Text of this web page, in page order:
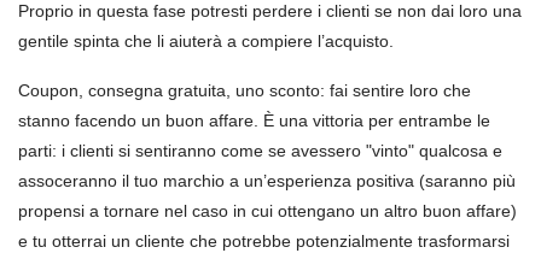
Proprio in questa fase potresti perdere i clienti se non dai loro una
gentile spinta che li aiuterà a compiere l’acquisto.
Coupon, consegna gratuita, uno sconto: fai sentire loro che
stanno facendo un buon affare. È una vittoria per entrambe le
parti: i clienti si sentiranno come se avessero "vinto" qualcosa e
assoceranno il tuo marchio a un’esperienza positiva (saranno più
propensi a tornare nel caso in cui ottengano un altro buon affare)
e tu otterrai un cliente che potrebbe potenzialmente trasformarsi